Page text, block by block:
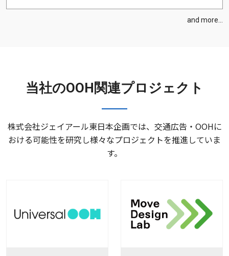
and more...
当社のOOH関連プロジェクト
株式会社ジェイアール東日本企画では、交通広告・OOHに
おける可能性を研究し様々なプロジェクトを推進していま
す。